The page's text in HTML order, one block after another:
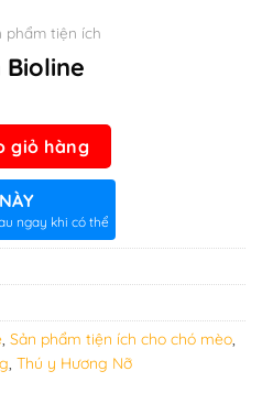
phẩm tiện ích
giỏ hàng
ngay khi có thể
, Sản phẩm tiện ích cho chó mèo,
, Thú y Hương Nỡ